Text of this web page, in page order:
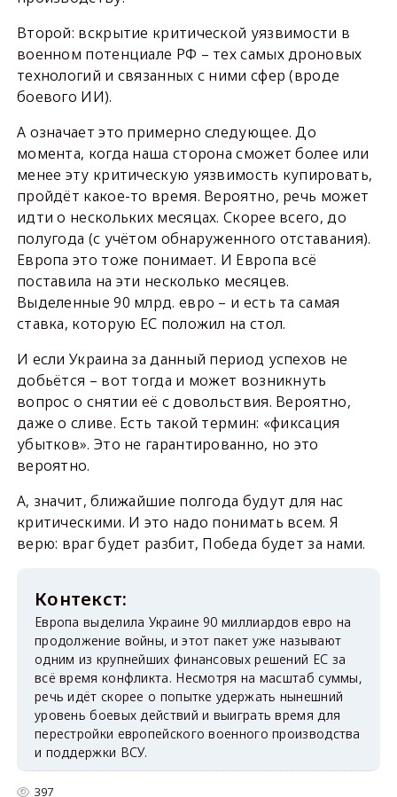
Второй: вскрытие критической уязвимости в
военном потенциале РФ – тех самых дроновых
технологий и связанных с ними сфер (вроде
боевого ИИ).
А означает это примерно следующее. До
момента, когда наша сторона сможет более или
менее эту критическую уязвимость купировать,
пройдёт какое-то время. Вероятно, речь может
идти о нескольких месяцах. Скорее всего, до
полугода (с учётом обнаруженного отставания).
Европа это тоже понимает. И Европа всё
поставила на эти несколько месяцев.
Выделенные 90 млрд. евро – и есть та самая
ставка, которую ЕС положил на стол.
И если Украина за данный период успехов не
добьётся – вот тогда и может возникнуть
вопрос о снятии её с довольствия. Вероятно,
даже о сливе. Есть такой термин: «фиксация
убытков». Это не гарантированно, но это
вероятно.
А, значит, ближайшие полгода будут для нас
критическими. И это надо понимать всем. Я
верю: враг будет разбит, Победа будет за нами.
Европа выделила Украине 90 миллиардов евро на
продолжение войны, и этот пакет уже называют
одним из крупнейших финансовых решений ЕС за
всё время конфликта. Несмотря на масштаб суммы,
речь идёт скорее о попытке удержать нынешний
уровень боевых действий и выиграть время для
перестройки европейского военного производства
и поддержки ВСУ.
397